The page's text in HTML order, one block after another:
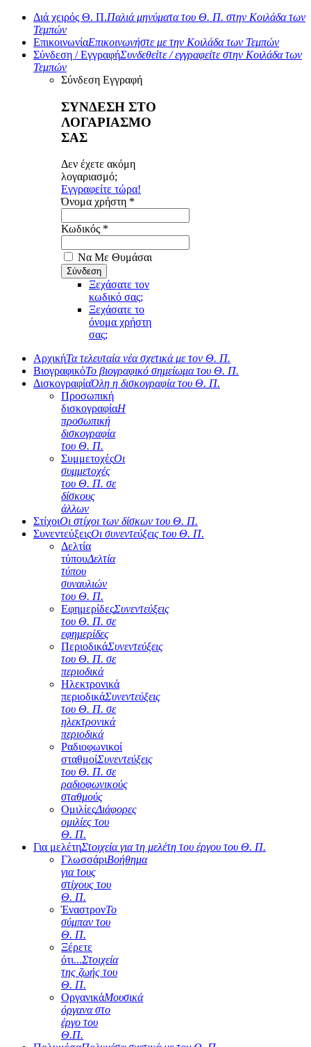
Διά χειρός Θ. Π.Παλιά μηνύματα του Θ. Π. στην Κοιλάδα των
Τεμπών
ΕπικοινωνίαΕπικοινωνήστε με την Κοιλάδα των Τεμπών
Σύνδεση / ΕγγραφήΣυνδεθείτε / εγγραφείτε στην Κοιλάδα των
Τεμπών
Σύνδεση Εγγραφή
ΣΥΝΔΕΣΗ ΣΤΟ
ΛΟΓΑΡΙΑΣΜΟ
ΣΑΣ
Δεν έχετε ακόμη
λογαριασμό;
Εγγραφείτε τώρα!
Όνομα χρήστη *
Κωδικός *
Να Με Θυμάσαι
Ξεχάσατε τον
κωδικό σας;
Ξεχάσατε το
όνομα χρήστη
σας;
ΑρχικήΤα τελευταία νέα σχετικά με τον Θ. Π.
ΒιογραφικόΤο βιογραφικό σημείωμα του Θ. Π.
ΔισκογραφίαΌλη η δισκογραφία του Θ. Π.
Προσωπική
δισκογραφίαΗ
προσωπική
δισκογραφία
του Θ. Π.
ΣυμμετοχέςΟι
συμμετοχές
του Θ. Π. σε
δίσκους
άλλων
ΣτίχοιΟι στίχοι των δίσκων του Θ. Π.
ΣυνεντεύξειςΟι συνεντεύξεις του Θ. Π.
Δελτία
τύπουΔελτία
τύπου
συναυλιών
του Θ. Π.
ΕφημερίδεςΣυνεντεύξεις
του Θ. Π. σε
εφημερίδες
ΠεριοδικάΣυνεντεύξεις
του Θ. Π. σε
περιοδικά
Ηλεκτρονικά
περιοδικάΣυνεντεύξεις
του Θ. Π. σε
ηλεκτρονικά
περιοδικά
Ραδιοφωνικοί
σταθμοίΣυνεντεύξεις
του Θ. Π. σε
ραδιοφωνικούς
σταθμούς
ΟμιλίεςΔιάφορες
ομιλίες του
Θ. Π.
Για μελέτηΣτοιχεία για τη μελέτη του έργου του Θ. Π.
ΓλωσσάριΒοήθημα
για τους
στίχους του
Θ. Π.
ΈναστρονΤο
σύμπαν του
Θ. Π.
Ξέρετε
ότι...Στοιχεία
της ζωής του
Θ. Π.
ΟργανικάΜουσικά
όργανα στο
έργο του
Θ.Π.